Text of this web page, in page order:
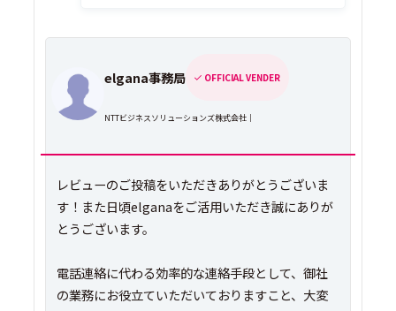
elgana事務局 OFFICIAL VENDER
NTTビジネスソリューションズ株式会社｜
レビューのご投稿をいただきありがとうございま
す！また日頃elganaをご活用いただき誠にありが
とうございます。
電話連絡に代わる効率的な連絡手段として、御社
の業務にお役立ていただいておりますこと、大変